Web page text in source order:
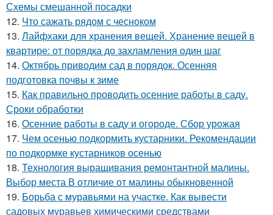
Схемы смешанной посадки
12. Что сажать рядом с чесноком
13. Лайфхаки для хранения вещей. Хранение вещей в
квартире: от порядка до захламления один шаг
14. Октябрь приводим сад в порядок. Осенняя
подготовка почвы к зиме
15. Как правильно проводить осенние работы в саду.
Сроки обработки
16. Осенние работы в саду и огороде. Сбор урожая
17. Чем осенью подкормить кустарники. Рекомендации
по подкормке кустарников осенью
18. Технология выращивания ремонтантной малины.
Выбор места В отличие от малины обыкновенной
19. Борьба с муравьями на участке. Как вывести
садовых муравьев химическими средствами